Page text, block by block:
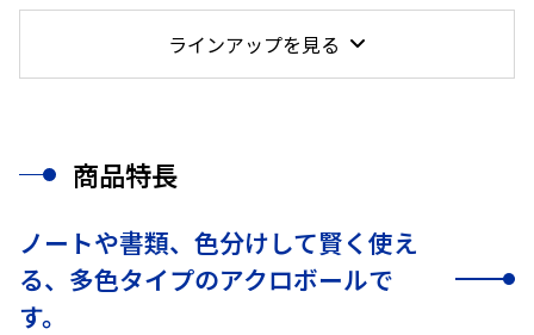
ラインアップを見る
商品特長
ノートや書類、色分けして賢く使え
る、多色タイプのアクロボールで
す。